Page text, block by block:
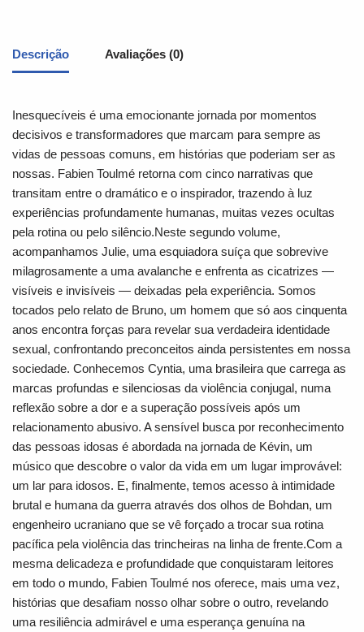
Descrição Avaliações (0)
Inesquecíveis é uma emocionante jornada por momentos
decisivos e transformadores que marcam para sempre as
vidas de pessoas comuns, em histórias que poderiam ser as
nossas. Fabien Toulmé retorna com cinco narrativas que
transitam entre o dramático e o inspirador, trazendo à luz
experiências profundamente humanas, muitas vezes ocultas
pela rotina ou pelo silêncio.Neste segundo volume,
acompanhamos Julie, uma esquiadora suíça que sobrevive
milagrosamente a uma avalanche e enfrenta as cicatrizes —
visíveis e invisíveis — deixadas pela experiência. Somos
tocados pelo relato de Bruno, um homem que só aos cinquenta
anos encontra forças para revelar sua verdadeira identidade
sexual, confrontando preconceitos ainda persistentes em nossa
sociedade. Conhecemos Cyntia, uma brasileira que carrega as
marcas profundas e silenciosas da violência conjugal, numa
reflexão sobre a dor e a superação possíveis após um
relacionamento abusivo. A sensível busca por reconhecimento
das pessoas idosas é abordada na jornada de Kévin, um
músico que descobre o valor da vida em um lugar improvável:
um lar para idosos. E, finalmente, temos acesso à intimidade
brutal e humana da guerra através dos olhos de Bohdan, um
engenheiro ucraniano que se vê forçado a trocar sua rotina
pacífica pela violência das trincheiras na linha de frente.Com a
mesma delicadeza e profundidade que conquistaram leitores
em todo o mundo, Fabien Toulmé nos oferece, mais uma vez,
histórias que desafiam nosso olhar sobre o outro, revelando
uma resiliência admirável e uma esperança genuína na